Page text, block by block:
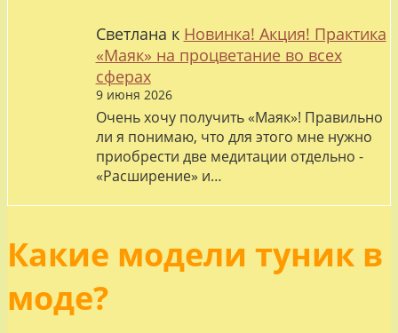
Светлана к Новинка! Акция! Практика
«Маяк» на процветание во всех
сферах
9 июня 2026
Очень хочу получить «Маяк»! Правильно
ли я понимаю, что для этого мне нужно
приобрести две медитации отдельно -
«Расширение» и…
Какие модели туник в
моде?